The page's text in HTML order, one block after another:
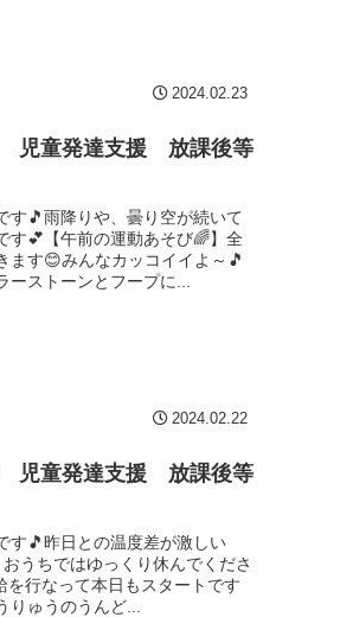
2024.02.23
児童発達支援 放課後等
す🎵雨降りや、曇り空が続いて
す💕【午前の運動あそび🌈】全
ます😊みんなカッコイイよ～🎵
ストーンとフープに...
2024.02.22
児童発達支援 放課後等
す🎵昨日との温度差が激しい
うちではゆっくり休んでくださ
行なって本日もスタートです
ゅうのうんど...